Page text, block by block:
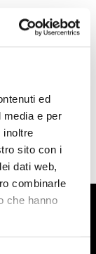
ed
media e per
inoltre
sito con i
dati web,
combinarle
che hanno
di
che fanno
d'Europa
ti offre un